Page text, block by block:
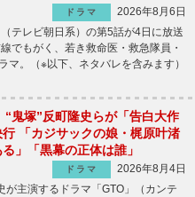
ドラマ
2026年8月6日
テレビ朝日系）の第5話が4日に放送
もがく、若き救命医・救急隊員・
。（※以下、ネタバレを含みます）
“鬼塚”反町隆史らが「告白大作
「カジサックの娘・梶原叶渚
」「黒幕の正体は誰」
ドラマ
2026年8月4日
主演するドラマ「GTO」（カンテ